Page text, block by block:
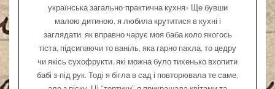
українська загально-практична кухня» Ще бувши
малою дитиною, я любила крутитися в кухні і
заглядати, як вправно чарує моя баба коло якогось
тіста, підсипаючи то ваніль, яка гарно пахла, то цедру
чи якісь сухофрукти, які можна було тихенько вхопити
бабі з-під рук. Тоді я бігла в сад і повторювала те саме,